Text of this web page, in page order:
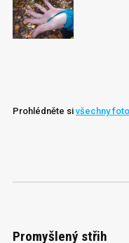
Prohlédněte sivšechny
Promyšlený střih